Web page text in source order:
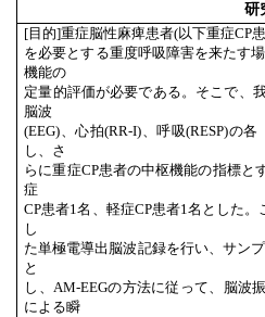
研
[目的]重症脳性麻痺患者(以下重症CP
を必要とする重度呼吸障害を来たす
機能の
定量的評価が必要である。そこで、
脳波
(EEG)、心拍(RR-I)、呼吸(RESP)の
し、さ
らに重症CP患者の中枢機能の指標
症
CP患者1名、軽症CP患者1名とした
し
た単極電導出脳波記録を行い、サン
と
し、AM-EEGの方法に従って、脳波
による瞬